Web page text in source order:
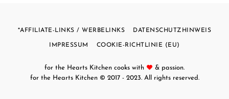
*AFFILIATE-LINKS / WERBELINKS DATENSCHUTZHINWEIS
IMPRESSUM COOKIE-RICHTLINIE (EU)
for the Hearts Kitchen cooks with
& passion.
for the Hearts Kitchen© 2017 - 2023. All rights reserved.